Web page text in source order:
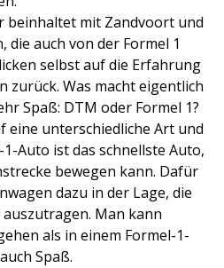
beinhaltet mit Zandvoort und
die auch von der Formel 1
selbst auf die Erfahrung
zurück. Was macht eigentlich
Spaß: DTM oder Formel 1?
eine unterschiedliche Art und
1-Auto ist das schnellste Auto,
bewegen kann. Dafür
dazu in der Lage, die
Man kann
als in einem Formel-1-
Spaß.